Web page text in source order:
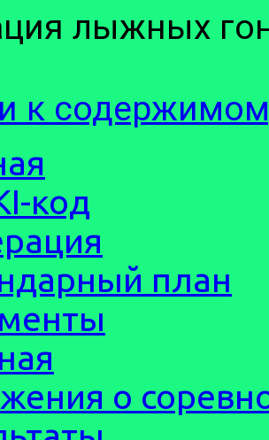
лыжных
к
код
план
о